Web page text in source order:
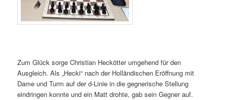
Zum Glück sorge Christian Heckötter umgehend für den
Ausgleich. Als „Hecki“ nach der Holländischen Eröffnung mit
Dame und Turm auf der d-Linie in die gegnerische Stellung
eindringen konnte und ein Matt drohte, gab sein Gegner auf.